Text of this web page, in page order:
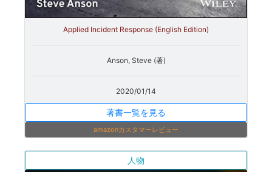
Applied Incident Response (English Edition)
Anson, Steve (著)
2020/01/14
著書一覧を見る
amazonカスタマーレビュー
人物